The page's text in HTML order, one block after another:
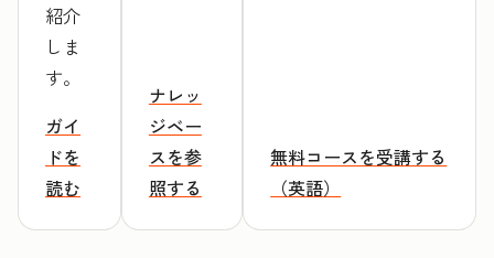
紹介
しま
す。
ガイ
ドを
読む
ナレッ
ジベー
スを参
照する
無料コースを受講する
（英語）